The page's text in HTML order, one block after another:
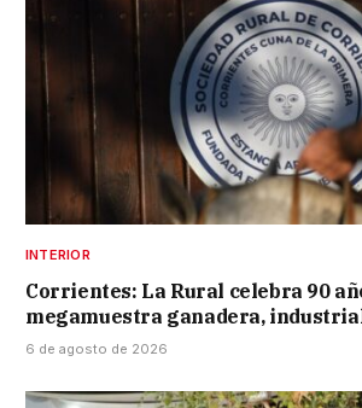
INTERIOR
Corrientes: La Rural celebra 90
megamuestra ganadera,
6 de agosto de 2026